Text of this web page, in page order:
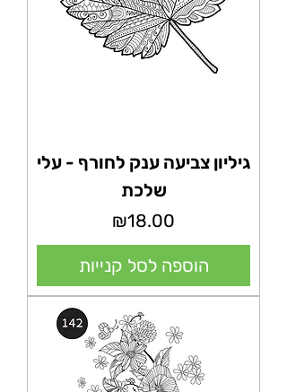
גיליון צביעה ענק לחורף - עלי
שלכת
מחיר
₪18.00
הוספה לסל קנייות